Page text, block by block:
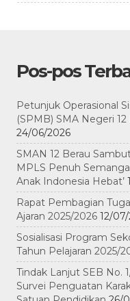
Pos-pos
Petunjuk Operasional
(SPMB) SMA Negeri
24/06/2026
SMAN 12 Berau
MPLS Penuh
Anak Indonesia Hebat’
Rapat Pembagian
Ajaran 2025/2026 12/
Sosialisasi Program
Tahun Pelajaran 2025/
Tindak Lanjut SEB No.
Survei Penguatan